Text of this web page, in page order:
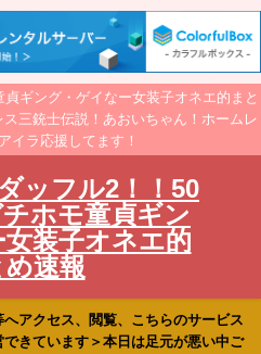
ギング・ゲイなー女装子オネエ的まと
三銃士伝説！あおいちゃん！ホームレ
イラ応援してます！
ッフル2！！50
ホモ童貞ギン
装子オネエ的
め速報
アクセス、閲覧、こちらのサービス
きています＞本日は足元が悪い中ご